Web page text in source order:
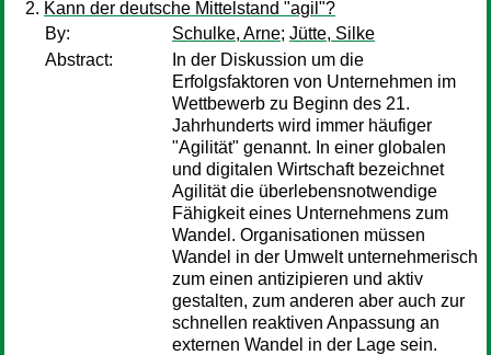
Kann der deutsche Mittelstand "agil"?
By:
Schulke, Arne; Jütte, Silke
Abstract:
In der Diskussion um die
Erfolgsfaktoren von Unternehmen im
Wettbewerb zu Beginn des 21.
Jahrhunderts wird immer häufiger
"Agilität" genannt. In einer globalen
und digitalen Wirtschaft bezeichnet
Agilität die überlebensnotwendige
Fähigkeit eines Unternehmens zum
Wandel. Organisationen müssen
Wandel in der Umwelt unternehmerisch
zum einen antizipieren und aktiv
gestalten, zum anderen aber auch zur
schnellen reaktiven Anpassung an
externen Wandel in der Lage sein.